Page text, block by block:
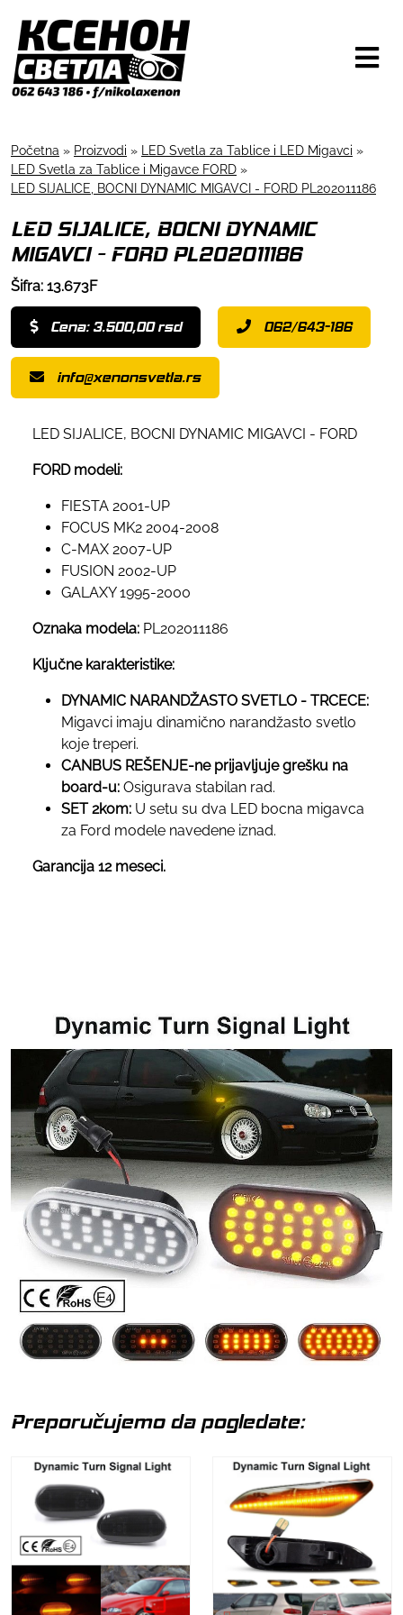
Početna » Proizvodi » LED Svetla za Tablice i LED Migavci »
LED Svetla za Tablice i Migavce FORD »
LED SIJALICE, BOCNI DYNAMIC MIGAVCI - FORD PL202011186
LED SIJALICE, BOCNI DYNAMIC
MIGAVCI - FORD PL202011186
Šifra: 13.673F
Cena: 3.500,00 rsd 062/643-186
info@xenonsvetla.rs
LED SIJALICE, BOCNI DYNAMIC MIGAVCI - FORD
FORD modeli:
FIESTA 2001-UP
FOCUS MK2 2004-2008
C-MAX 2007-UP
FUSION 2002-UP
GALAXY 1995-2000
Oznaka modela: PL202011186
Ključne karakteristike:
DYNAMIC NARANDŽASTO SVETLO - TRCECE:
Migavci imaju dinamično narandžasto svetlo
koje treperi.
CANBUS REŠENJE-ne prijavljuje grešku na
board-u: Osigurava stabilan rad.
SET 2kom: U setu su dva LED bocna migavca
za Ford modele navedene iznad.
Garancija 12 meseci.
Preporučujemo da pogledate: